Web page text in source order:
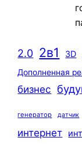
2.0 2в1 3D
Дополненная
бизнес
генератор датчик
интернет